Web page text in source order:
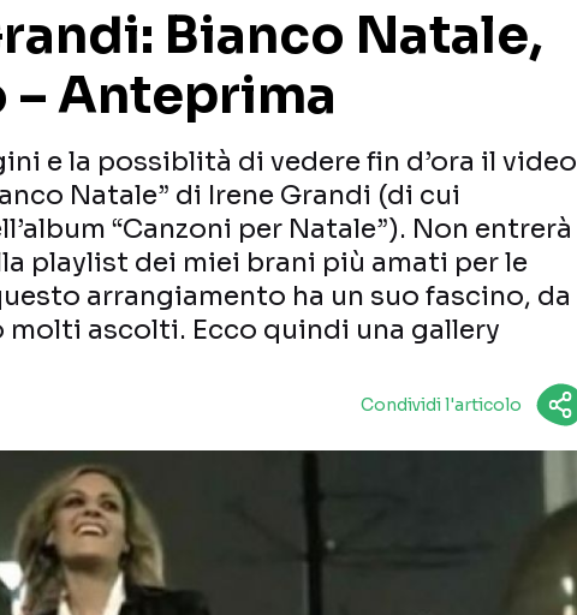
Bianco Natale,
Anteprima
e la possiblità di vedere fin d’ora il video
Natale” di Irene Grandi (di cui
“Canzoni per Natale”). Non entrerà
playlist dei miei brani più amati per le
arrangiamento ha un suo fascino, da
ascolti. Ecco quindi una gallery
Condividi l'articolo